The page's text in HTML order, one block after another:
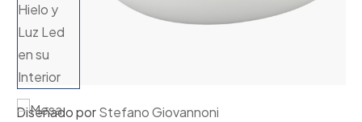
Diseñado porStefano Giovannoni